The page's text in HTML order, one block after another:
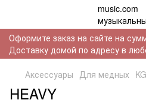
Оформите заказ на сайте на
Доставку домой по адресу в
Аксессуары Для медных
HEAVY